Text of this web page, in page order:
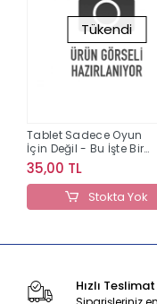
Tükendi
Tablet Sadece Oyun
İçin Değil - Bu İşte Bir
Oyun
35,00 TL
Stokta Yok
Hızlı Teslimat